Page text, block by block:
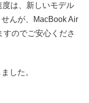
は、新しいモデル
んが、MacBook Air
のでご安心くださ
した。